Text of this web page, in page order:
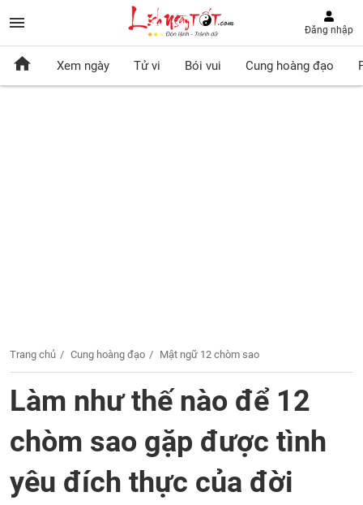
Đăng nhập
Xem ngày Tử vi Bói vui Cung hoàng đạo
Trang chủ Cung hoàng đạo Mật ngữ 12 chòm sao
Làm như thế nào để 12
chòm sao gặp được tình
yêu đích thực của đời